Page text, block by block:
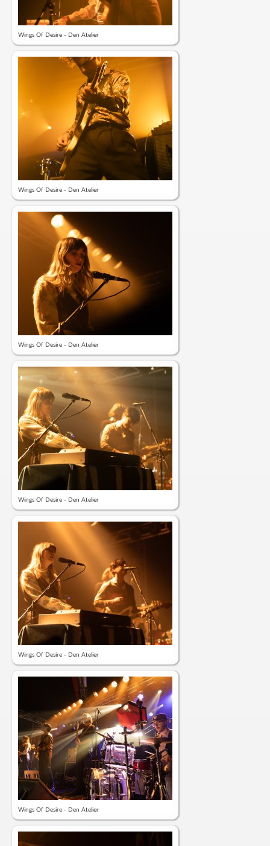
Wings Of Desire - Den Atelier
Wings Of Desire - Den Atelier
Wings Of Desire - Den Atelier
Wings Of Desire - Den Atelier
Wings Of Desire - Den Atelier
Wings Of Desire - Den Atelier